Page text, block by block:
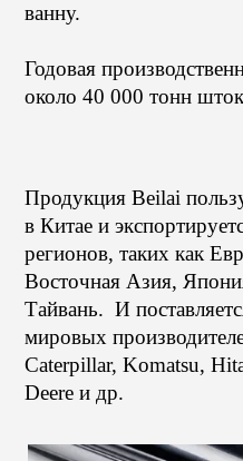
ванну.
Годовая
около 40 000 тонн
Продукция Beilai
в Китае и
регионов, таких как
Восточная Азия,
Тайвань. И
мировых
Caterpillar, Komatsu,
Deere и др.